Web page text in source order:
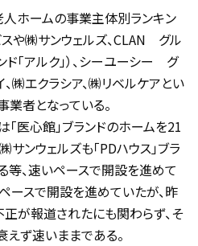
ホームの事業主体別ランキン
や㈱サンウェルズ、CLAN グル
「アルク」）、シーユーシー グ
㈱エクラシア、㈱リベルケアとい
者となっている。
医心館」ブランドのホームを21
ンウェルズも「PDハウス」ブラ
等、速いペースで開設を進めて
ースで開設を進めていたが、昨
が報道されたにも関わらず、そ
ず速いままである。